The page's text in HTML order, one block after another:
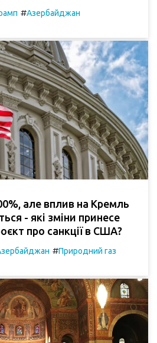
#Азербайджан
але вплив на Кремль
- які зміни принесе
про санкції в США?
#Природний газ